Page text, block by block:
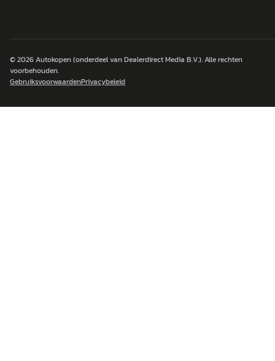
© 2026Autokopen(onderdeel van Dealerdirect Media B.V.). Alle rechten
voorbehouden.
GebruiksvoorwaardenPrivacybeleid